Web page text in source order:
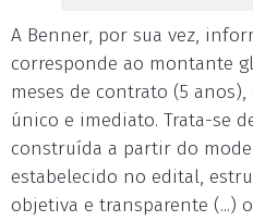
A Benner, por sua vez,
corresponde ao montante
meses de contrato (5
único e imediato. Trata-se
construída a partir do
estabelecido no edital,
objetiva e transparente (...)